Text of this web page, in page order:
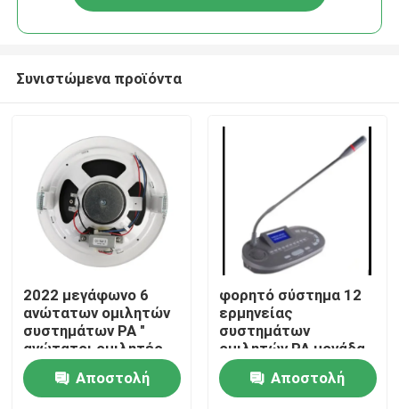
Σπίτι
Προϊόντα
Συνιστώμενα προϊόντα
2022 μεγάφωνο 6
ανώτατων ομιλητών
συστημάτων PA "
ανώτατοι ομιλητές
1.5W-3W-6W
Αποστολή
φορητό σύστημα 12
ερμηνείας
συστημάτων
ομιλητών PA μονάδα
διερμηνέων καναλιών
Αποστολή